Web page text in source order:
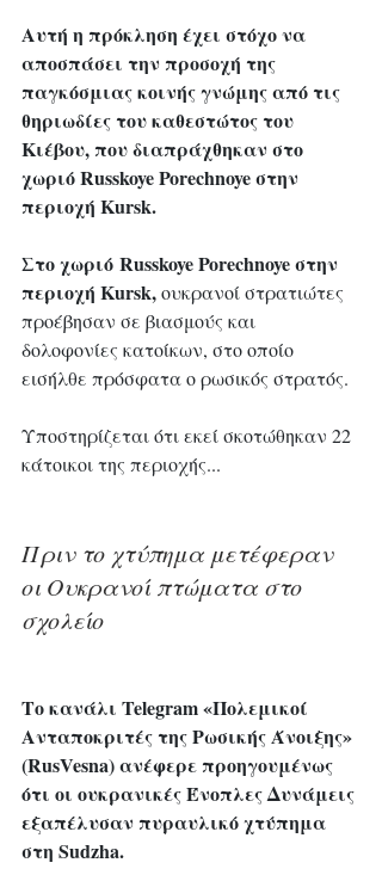
Αυτή η πρόκληση έχει στόχο να
αποσπάσει την προσοχή της
παγκόσμιας κοινής γνώμης από τις
θηριωδίες του καθεστώτος του
Κιέβου, που διαπράχθηκαν στο
χωριό Russkoye Porechnoye στην
περιοχή Kursk.
Στο χωριό Russkoye Porechnoye στην
περιοχή Kursk, ουκρανοί στρατιώτες
προέβησαν σε βιασμούς και
δολοφονίες κατοίκων, στο οποίο
εισήλθε πρόσφατα ο ρωσικός στρατός.
Υποστηρίζεται ότι εκεί σκοτώθηκαν 22
κάτοικοι της περιοχής...
Πριν το χτύπημα μετέφεραν
οι Ουκρανοί πτώματα στο
σχολείο
Το κανάλι Telegram «Πολεμικοί
Ανταποκριτές της Ρωσικής Άνοιξης»
(RusVesna) ανέφερε προηγουμένως
ότι οι ουκρανικές Ένοπλες Δυνάμεις
εξαπέλυσαν πυραυλικό χτύπημα
στη Sudzha.